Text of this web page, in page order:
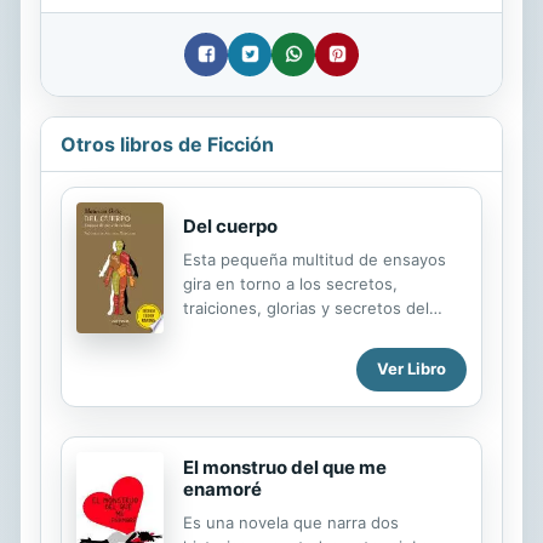
Otros libros de Ficción
Del cuerpo
Esta pequeña multitud de ensayos
gira en torno a los secretos,
traiciones, glorias y secretos del
lo que, en opinión de Mauricio Ortiz,
parece emanar de él: alma, memoria,
recuerdos, fantasmas, o el inasible
las fuerzas restauradas" y epilogada
por el autor.
Ver Libro
El monstruo del que me
enamoré
Es una novela que narra dos